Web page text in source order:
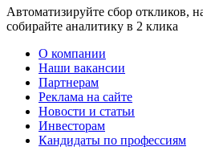
Автоматизируйте сбор откликов,
собирайте аналитику в 2 клика
О компании
Наши вакансии
Партнерам
Реклама на сайте
Новости и статьи
Инвесторам
Кандидаты по профессиям